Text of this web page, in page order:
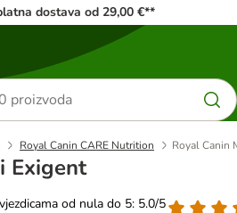
dostava od 29,00 €**
Royal Canin CARE Nutrition Royal Canin
Exigent
od nula do 5: 5.0/5